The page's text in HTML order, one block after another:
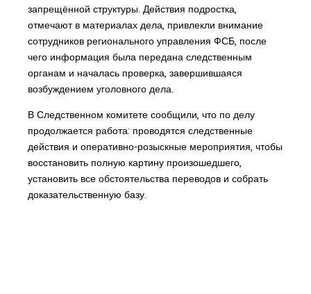
запрещённой структуры. Действия подростка,
отмечают в материалах дела, привлекли внимание
сотрудников регионального управления ФСБ, после
чего информация была передана следственным
органам и началась проверка, завершившаяся
возбуждением уголовного дела.
В Следственном комитете сообщили, что по делу
продолжается работа: проводятся следственные
действия и оперативно-розыскные мероприятия, чтобы
восстановить полную картину произошедшего,
установить все обстоятельства переводов и собрать
доказательственную базу.